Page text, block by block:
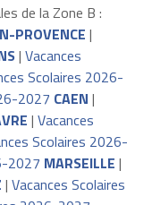
de la Zone B :
PROVENCE |
| Vacances
Scolaires 2026-
2027 CAEN |
| Vacances
Scolaires 2026-
2027 MARSEILLE |
| Vacances Scolaires